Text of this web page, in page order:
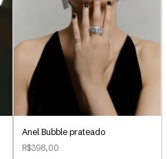
Anel Bubble prateado
R$398,00